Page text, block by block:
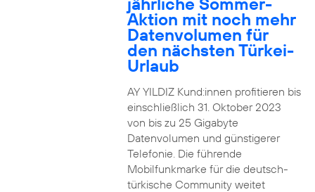
Aktion mit noch mehr
Datenvolumen für
den nächsten Türkei-
Urlaub
AY YILDIZ Kund:innen profitieren bis
einschließlich 31. Oktober 2023
von bis zu 25 Gigabyte
Datenvolumen und günstigerer
Telefonie. Die führende
Mobilfunkmarke für die deutsch-
türkische Community weitet